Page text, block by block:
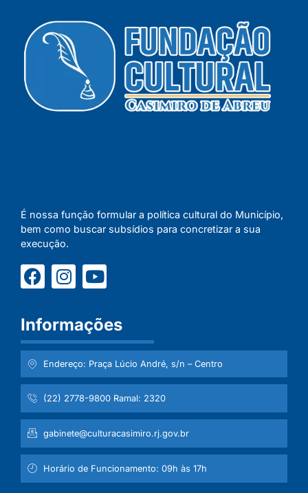
É nossa função formular a política cultural do Município,
bem como buscar subsídios para concretizar a sua
execução.
Informações
Endereço: Praça Lúcio André, s/n – Centro
(22) 2778-9800 Ramal: 2320
gabinete@culturacasimiro.rj.gov.br
Horário de Funcionamento: 09h às 17h